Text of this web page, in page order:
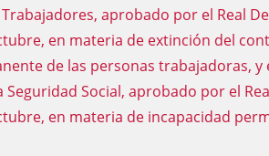
aprobado por el Real
en materia de extinción del
de las personas trabajadoras,
Seguridad Social, aprobado por el
en materia de incapacidad